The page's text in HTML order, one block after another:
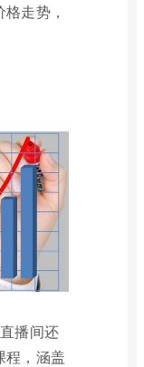
走势，
播间还
程，涵盖